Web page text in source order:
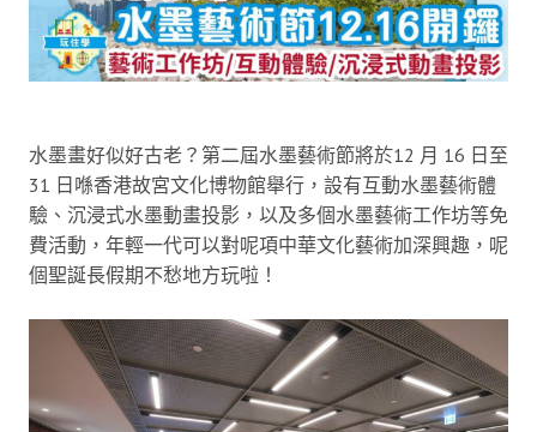
水墨畫好似好古老？第二屆水墨藝術節將於12 月 16 日至
31 日喺香港故宮文化博物館舉行，設有互動水墨藝術體
驗、沉浸式水墨動畫投影，以及多個水墨藝術工作坊等免
費活動，年輕一代可以對呢項中華文化藝術加深興趣，呢
個聖誕長假期不愁地方玩啦！